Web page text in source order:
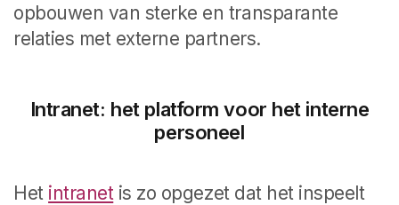
opbouwen van sterke en transparante
relaties met externe partners.
Intranet: het platform voor het interne
personeel
Het intranet is zo opgezet dat het inspeelt